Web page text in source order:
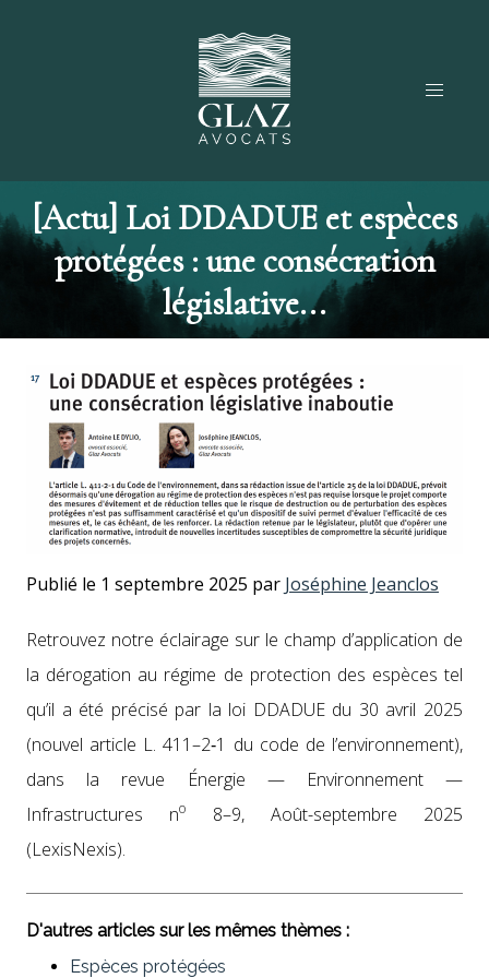
[Actu] Loi DDADUE et espèces
protégées : une consécration
législative...
Publié le 1 septembre 2025 par Joséphine Jeanclos
Retrou­vez notre éclairage sur le champ d’ap­pli­ca­tion de
la déro­ga­tion au régime de pro­tec­tion des espèces tel
qu’il a été pré­cisé par la loi DDADUE du 30 avril 2025
(nou­v­el arti­cle L. 411–2‑1 du code de l’en­vi­ron­nement),
dans la revue Énergie — Envi­ron­nement —
Infra­struc­tures no
8–9, Août-sep­tem­bre 2025
(Lex­is­Nex­is).
D'autres articles sur les mêmes thèmes :
Espèces protégées